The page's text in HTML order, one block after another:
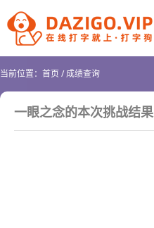
当前位置： 首页/成绩查询
一眼之念的本次挑战结果